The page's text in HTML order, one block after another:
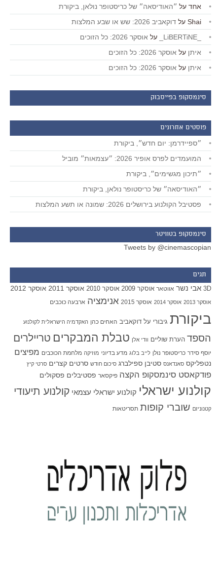
אחד על ״האודיסאה״ של כריסטופר נולאן, ביקורת
Shai על דוקאביב 2026: שש או שבע המלצות
על אוסקר 2026: כל הזוכים
איתן על אוסקר 2026: כל הזוכים
איתן על אוסקר 2026: כל הזוכים
סינמסקופ בפייסבוק
פוסטים אחרונים
״ספיידרמן: יום חדש״, ביקורת
המועמדים לפרס אופיר 2026: ״עצמאות״ מוביל
״תיכון מגשימים״, ביקורת
״האודיסאה״ של כריסטופר נולאן, ביקורת
פסטיבל הקולנוע בירושלים 2026: שמונה או תשע המלצות
סינמסקופ בטוויטר
Tweets by @cinemascopian
תגים
3D אבי נשר אווטאר אוסקר 2009 אוסקר 2010 אוסקר 2011 אוסקר 2012
אוסקר 2013 אוסקר 2014 אוסקר 2015 אנימציה ארבעה כוכבים
ביקורת גיבורי על דוקאביב האחים כהן האקדמיה הישראלית לקולנוע
הספד הערת שוליים וודי אלן טבלת המבקרים טריילרים
יוסף סידר כריסטופר נולן לייב בלוג מדע בדיוני מוזיקה מלחמת הכוכבים מפיצים
נטפליקס סאנדאנס סטיבן ספילברג סיכום חודש סרטים קצרים סרטי קיץ
פודקאסט סינמסקופ הקצה פיקסאר פסטיבלים פסקולים
קולנוע ישראלי קולנוע ישראלי עצמאי קולנוע תיעודי
קטנוניזם שוברי קופות תסריטאות